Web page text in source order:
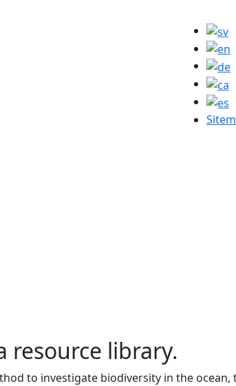
resource library.
to investigate biodiversity in the